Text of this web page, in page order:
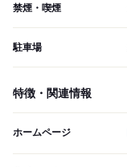
禁煙・喫煙
駐車場
特徴・関連情報
ホームページ